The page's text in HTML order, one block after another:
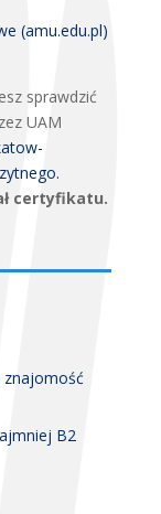
(amu.edu.pl)
sprawdzić
UAM
certyfikatu.
B2